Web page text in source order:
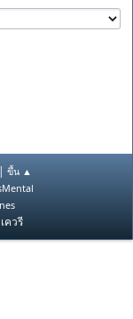
| ขึ้น ▲
ควรี